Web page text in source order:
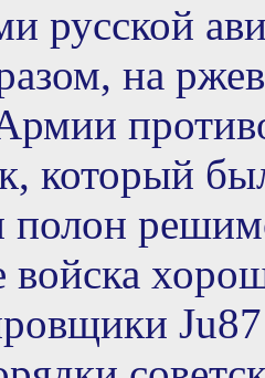
русской
на
который
полон